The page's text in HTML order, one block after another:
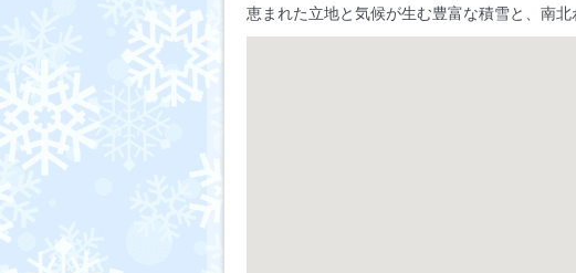
恵まれた立地と気候が生む豊富な積雪と、南